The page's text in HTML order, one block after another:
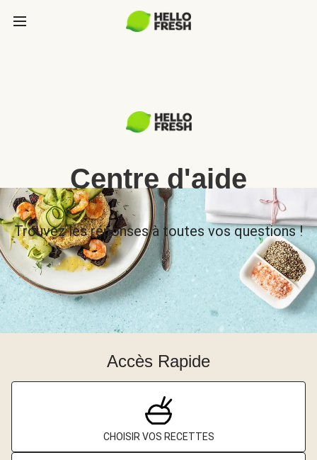
Centre d'aide
Trouvez les réponses à toutes vos questions !
Accès Rapide
CHOISIR VOS RECETTES